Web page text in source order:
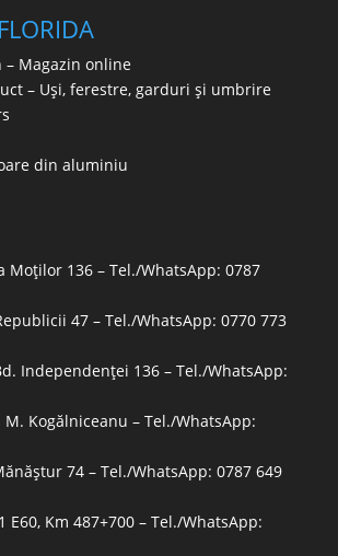
– Magazin online
– Uși, ferestre, garduri și umbrire
din aluminiu
Moților 136 – Tel./WhatsApp: 0787
47 – Tel./WhatsApp: 0770 773
Independenței 136 – Tel./WhatsApp:
M. Kogălniceanu – Tel./WhatsApp:
74 – Tel./WhatsApp: 0787 649
E60, Km 487+700 – Tel./WhatsApp: